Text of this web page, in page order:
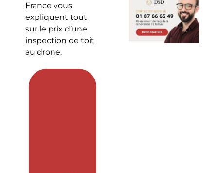
France vous
expliquent tout
sur le prix d’une
inspection de toit
au drone.